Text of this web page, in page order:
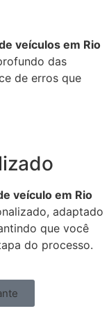
veículos em Rio
das
de erros que
veículo em Rio
adaptado
que você
do processo.